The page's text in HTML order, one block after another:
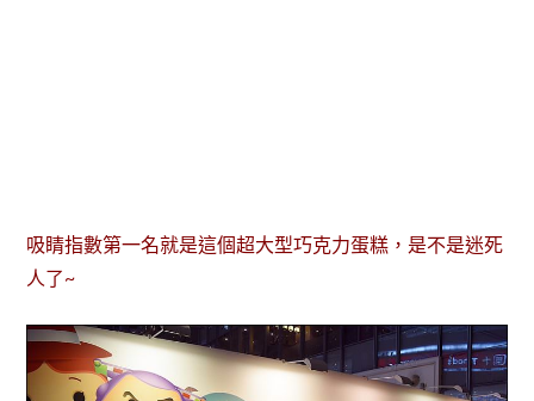
吸睛指數第一名就是這個超大型巧克力蛋糕，是不是迷死
人了~